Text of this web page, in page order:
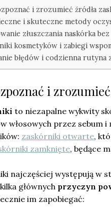
i zrozumieć źródła
i skuteczne metody
złuszczania naskórka
kosmetyków i zabiegi
błędów i codzienna rutyna
i
to niezapalne wykwity
włosowych przez sebum
zaskórniki otwarte,
zamknięte, będące
najczęściej występują w
głównych przyczyn
im zapobiegać: